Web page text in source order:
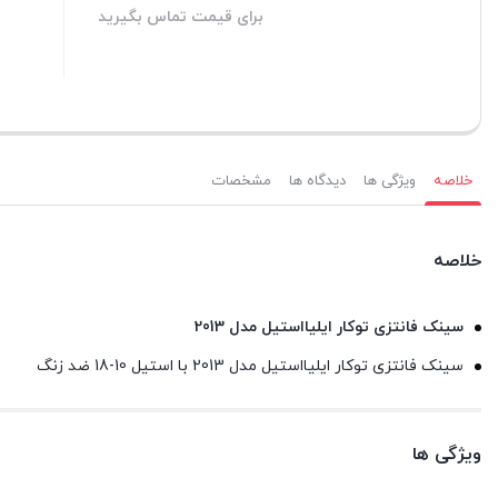
برای قیمت تماس بگیرید برای قیمت تماس
خلاصه ویژگی ها دیدگاه ها مشخصات
خلاصه
سینک فانتزی توکار ایلیااستیل مدل 2013
سینک فانتزی توکار ایلیااستیل مدل 2013 با استیل 10-18 ضد زنگ
ویژگی ها